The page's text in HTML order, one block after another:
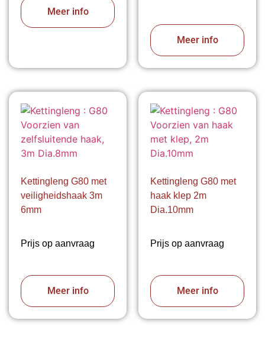
Meer info
Meer info
Kettingleng G80 met
veiligheidshaak 3m
6mm
Prijs op aanvraag
Meer info
Kettingleng G80 met
haak klep 2m
Dia.10mm
Prijs op aanvraag
Meer info